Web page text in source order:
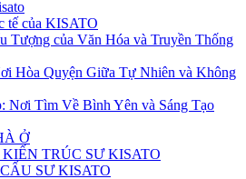
tế của KISATO
Tượng của Văn Hóa và Truyền Thống
Hòa Quyện Giữa Tự Nhiên và Không
Nơi Tìm Về Bình Yên và Sáng Tạo
Ở
TRÚC SƯ KISATO
SƯ KISATO